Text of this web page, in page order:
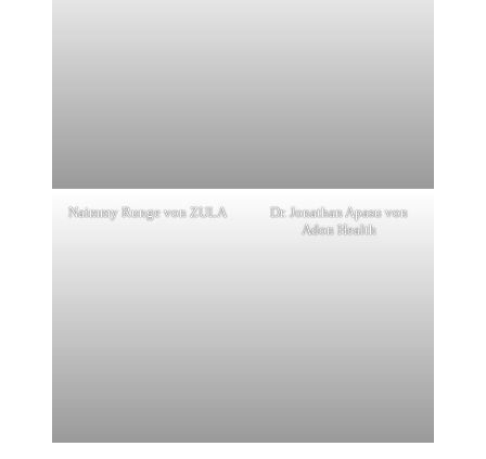
Naimmy Runge von ZULA
Dr. Jonathan Apasu von
Adon Health